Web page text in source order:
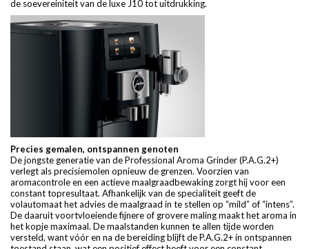
de soevereiniteit van de luxe J10 tot uitdrukking.
Precies gemalen, ontspannen genoten
De jongste generatie van de Professional Aroma Grinder (P.A.G.2+)
verlegt als precisiemolen opnieuw de grenzen. Voorzien van
aromacontrole en een actieve maalgraadbewaking zorgt hij voor een
constant topresultaat. Afhankelijk van de specialiteit geeft de
volautomaat het advies de maalgraad in te stellen op “mild” of “intens”.
De daaruit voortvloeiende fijnere of grovere maling maakt het aroma in
het kopje maximaal. De maalstanden kunnen te allen tijde worden
versteld, want vóór en na de bereiding blijft de P.A.G.2+ in ontspannen